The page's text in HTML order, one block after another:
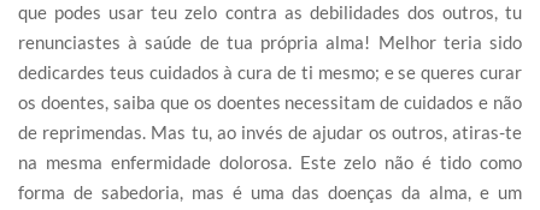
que podes usar teu zelo contra as debilidades dos outros, tu
renunciastes à saúde de tua própria alma! Melhor teria sido
dedicardes teus cuidados à cura de ti mesmo; e se queres curar
os doentes, saiba que os doentes necessitam de cuidados e não
de reprimendas. Mas tu, ao invés de ajudar os outros, atiras-te
na mesma enfermidade dolorosa. Este zelo não é tido como
forma de sabedoria, mas é uma das doenças da alma, e um